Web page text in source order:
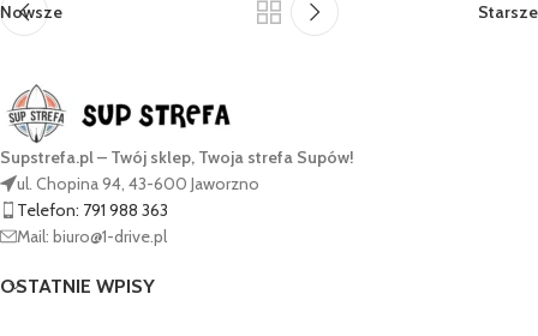
Nowsze Starsze
Supstrefa.pl – Twój sklep, Twoja strefa Supów!
ul. Chopina 94, 43-600 Jaworzno
Telefon: 791 988 363
Mail: biuro@1-drive.pl
OSTATNIE WPISY